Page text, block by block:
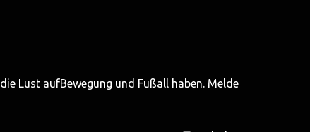
Lust aufBewegung und Fußall haben. Melde